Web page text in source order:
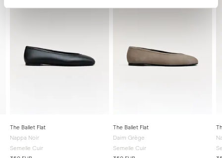
The Ballet Flat
Nappa Noir
Semelle Cuir
The Ballet Flat
Daim Grège
Semelle Cuir